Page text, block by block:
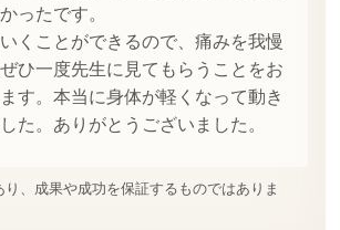
ったです。
くことができるので、痛みを我慢
ひ一度先生に見てもらうことをお
す。本当に身体が軽くなって動き
た。ありがとうございました。
、成果や成功を保証するものではありま